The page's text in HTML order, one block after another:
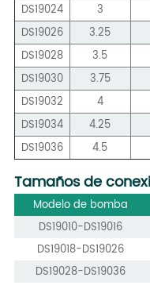
DS19024
3
DS19026
3.25
DS19028
3.5
DS19030
3.75
DS19032
4
DS19034
4.25
DS19036
4.5
Tamaños de
Modelo de bomba
DS19010-DS19016
DS19018-DS19026
DS19028-DS19036